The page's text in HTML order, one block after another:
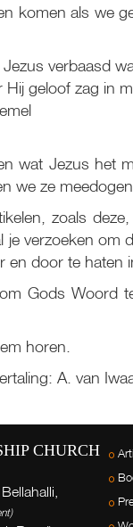
komen als we
verbaasd
Hij geloof zag in
wat Jezus het
we ze
zoals
verzoeken om
door te haten
Gods Woord
horen.
A. van
CHURCH